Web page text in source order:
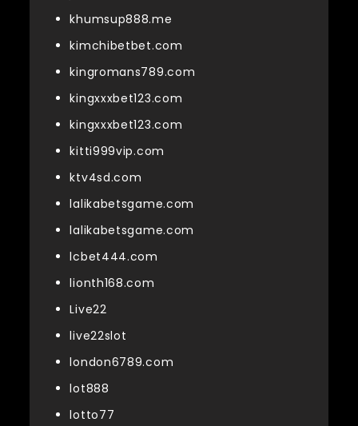
khumsup888.me
kimchibetbet.com
kingromans789.com
kingxxxbet123.com
kingxxxbet123.com
kitti999vip.com
ktv4sd.com
lalikabetsgame.com
lalikabetsgame.com
lcbet444.com
lionth168.com
Live22
live22slot
london6789.com
lot888
lotto77